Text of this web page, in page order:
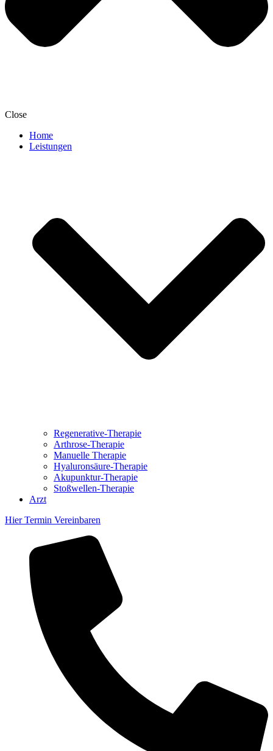
Close
Home
Leistungen
Regenerative-Therapie
Arthrose-Therapie
Manuelle Therapie
Hyaluronsäure-Therapie
Akupunktur-Therapie
Stoßwellen-Therapie
Arzt
Hier Termin Vereinbaren